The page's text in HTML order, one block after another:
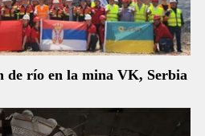
de río en la mina VK, Serbia